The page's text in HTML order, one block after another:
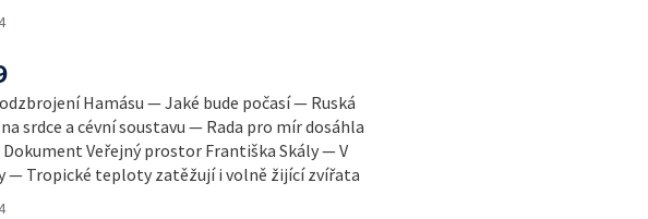
Hamásu — Jaké bude počasí — Ruská
srdce a cévní soustavu — Rada pro mír dosáhla
Veřejný prostor Františka Skály — V
— Tropické teploty zatěžují i volně žijící zvířata